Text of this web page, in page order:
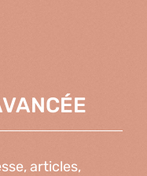
articles,